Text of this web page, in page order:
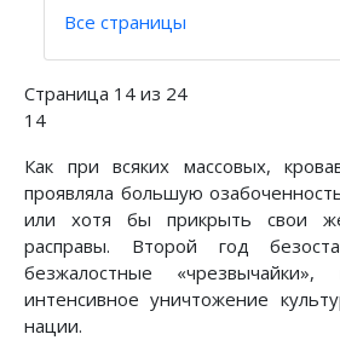
Все страницы
Страница 14 из 24
14
Как при всяких массовых,
проявляла большую
или хотя бы прикрыть свои
расправы. Второй год
безжалостные
интенсивное уничтожение
нации.